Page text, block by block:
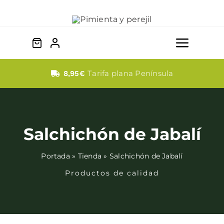
Toggle
Fabada
8,95€Tarifa plana Península
Salchichón de Jabalí
Portada » Tienda » Salchichón de Jabalí
Productos de calidad